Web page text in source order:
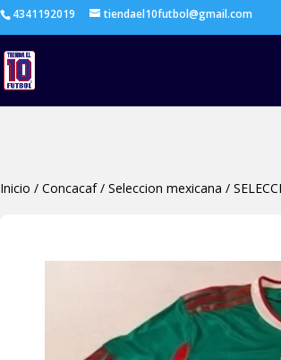
4341192019 tiendael10futbol@gmail.com
Inicio /Concacaf/Seleccion mexicana /